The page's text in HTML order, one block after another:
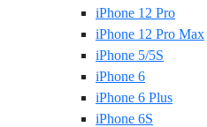
iPhone 12 Pro
iPhone 12 Pro Max
iPhone 5/5S
iPhone 6
iPhone 6 Plus
iPhone 6S